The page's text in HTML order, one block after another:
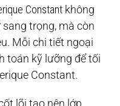
Constant không
trọng, mà còn
Mỗi chi tiết ngoại
toán kỹ lưỡng để tối
Constant.
lõi tạo nên lớp